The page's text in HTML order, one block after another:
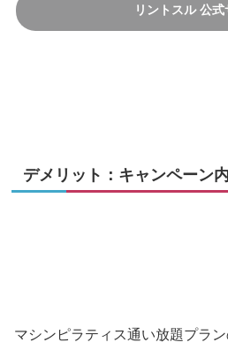
リントスル 公式
デメリット：キャンペーン
マシンピラティス通い放題プラ